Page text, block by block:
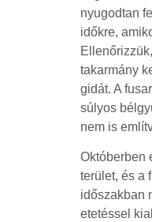
nyugodtan
időkre,
takarmány
gidát. A
súlyos
nem is
Októberben
terület, és a
időszakban
etetéssel